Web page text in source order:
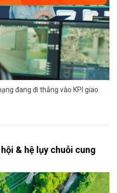
đang đi thẳng vào KPI giao
& hệ lụy chuỗi cung